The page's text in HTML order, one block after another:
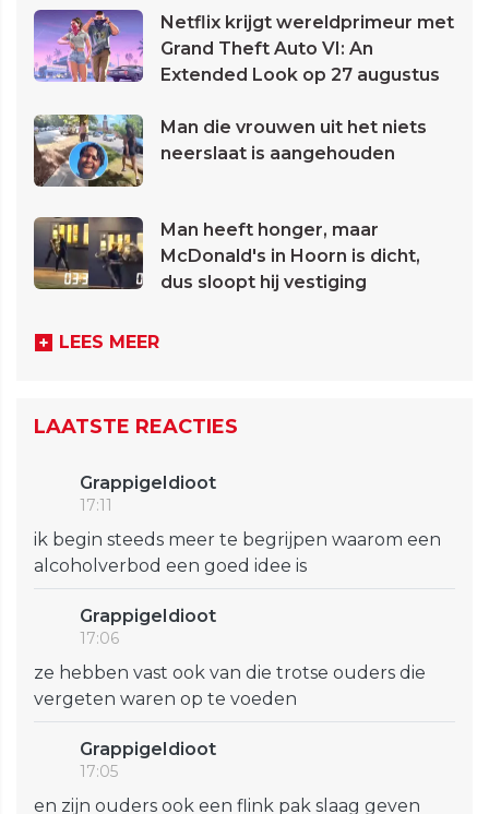
Netflix krijgt wereldprimeur met
Grand Theft Auto VI: An
Extended Look op 27 augustus
Man die vrouwen uit het niets
neerslaat is aangehouden
Man heeft honger, maar
McDonald's in Hoorn is dicht,
dus sloopt hij vestiging
LEES MEER
LAATSTE REACTIES
GrappigeIdioot
17:11
ik begin steeds meer te begrijpen waarom een
alcoholverbod een goed idee is
GrappigeIdioot
17:06
ze hebben vast ook van die trotse ouders die
vergeten waren op te voeden
GrappigeIdioot
17:05
en zijn ouders ook een flink pak slaag geven